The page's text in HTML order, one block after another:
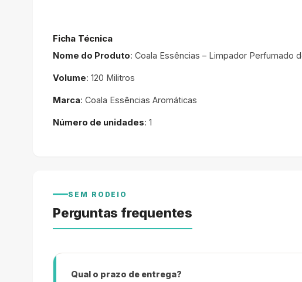
Ficha Técnica
Nome do Produto: Coala Essências – Limpador Perfumado
Volume: 120 Militros
Marca: Coala Essências Aromáticas
Número de unidades: 1
SEM RODEIO
Perguntas frequentes
Qual o prazo de entrega?